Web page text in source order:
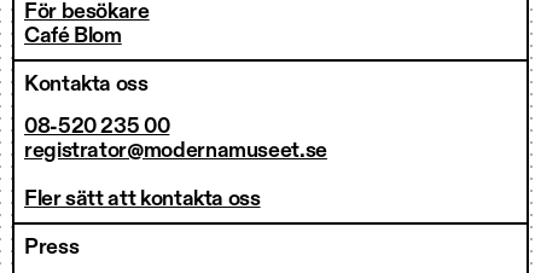
För besökare
Café Blom
Kontakta oss
08-520 235 00
registrator@modernamuseet.se
Fler sätt att kontakta oss
Press